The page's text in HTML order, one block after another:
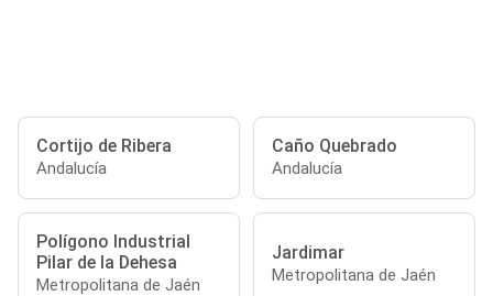
Cortijo de Ribera
Andalucía
Caño Quebrado
Andalucía
Polígono Industrial
Pilar de la Dehesa
Metropolitana de Jaén
Jardimar
Metropolitana de Jaén